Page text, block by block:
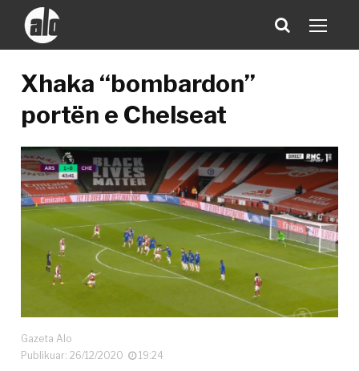
Xhaka “bombardon”
portën e Chelseat
Gazeta Alo
Publikuar: 26/12/2020
19:24